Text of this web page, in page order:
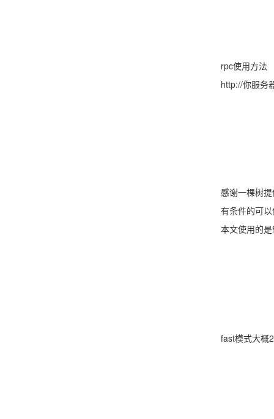
rpc使用方法
http://你服务器
感谢一棵树提
有条件的可以
本文使用的是
fast模式大概